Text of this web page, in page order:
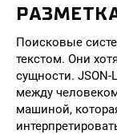
Поисковые
текстом. Они
сущности.
между
машиной,